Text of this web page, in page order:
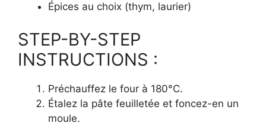
Épices au choix (thym, laurier)
STEP-BY-STEP
INSTRUCTIONS :
Préchauffez le four à 180°C.
Étalez la pâte feuilletée et foncez-en un
moule.